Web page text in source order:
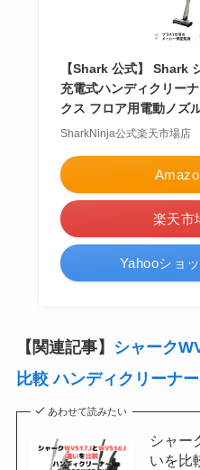
【Shark 公式】 Shark
充電式ハンディクリー
クス フロア用電動ノズ
SharkNinja公式楽天市場店
楽天市
Yahooショ
【関連記事】
シャーク
比較 ハンディクリーナ
あわせて読みたい
シャー
いを比